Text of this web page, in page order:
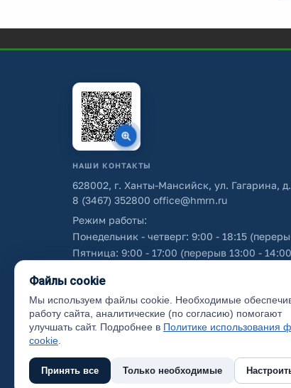
НАШИ КОНТАКТЫ
628002, г. Ханты-Мансийск, ул. Гагарина,
8 (3467) 352800 office@hmrn.ru
Режим работы:
Понедельник - четверг: 9:00 - 18:15
Пятница: 9:00 - 17:00 (перерыв 13:00 -
Об использовании персональных данных
(с) 2017 Ханты-Мансийский район,
Файлы cookie
Мы используем файлы cookie. Необходимые
работу сайта, аналитические (по согласию) помогают
улучшать сайт. Подробнее в Политике использования
cookie
Принять все Только необходимые